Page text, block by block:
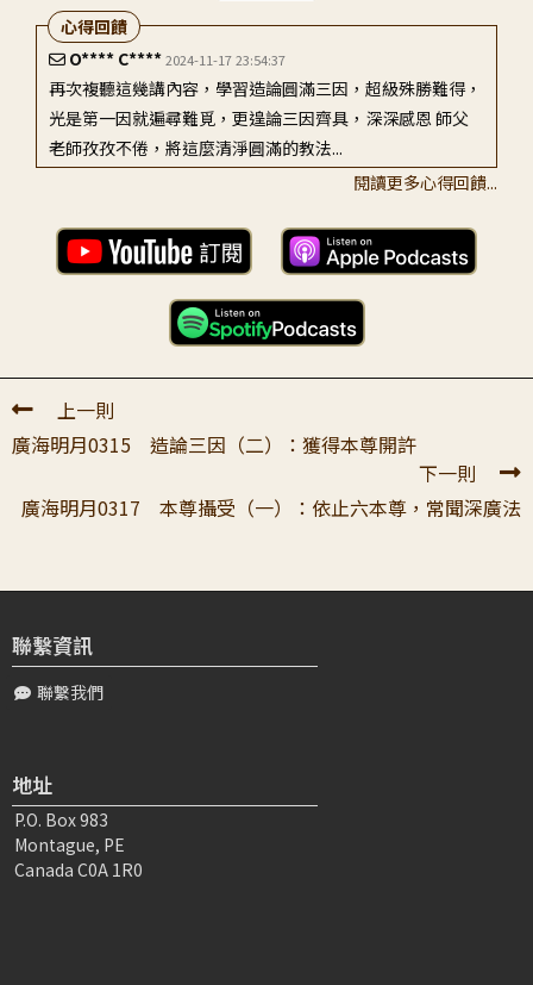
O**** C****2024-11-17 23:54:37
再次複聽這幾講內容，學習造論圓滿三因，超級殊勝難得，
光是第一因就遍尋難覓，更遑論三因齊具，深深感恩 師父
老師孜孜不倦，將這麼清淨圓滿的教法...
感恩老師提醒喜好印書的人須注意所印製的經書是否清淨，
並且舉出寺院的法師們在翻譯經典的時候，是用非常嚴謹的
態度詳加考究審視，比如說它出自於大藏...
心得回饋
閱讀更多心得回饋...
上一則
廣海明月0315 造論三因（二）：獲得本尊開許
下一則
廣海明月0317 本尊攝受（一）：依止六本尊，常聞深廣法
聯繫資訊
聯繫我們
地址
P.O. Box 983
Montague, PE
Canada C0A 1R0